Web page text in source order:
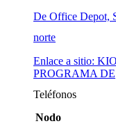
De Office Depot,
norte
Enlace a sitio:
PROGRAMA DE
Teléfonos
Nodo